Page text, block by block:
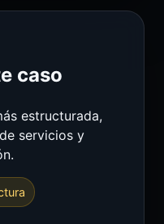
caso
estructurada,
servicios y